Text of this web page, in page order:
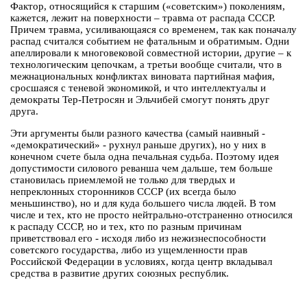
Фактор, относящийся к старшим («советским») поколениям,
кажется, лежит на поверхности – травма от распада СССР.
Причем травма, усиливающаяся со временем, так как поначалу
распад считался событием не фатальным и обратимым. Одни
апеллировали к многовековой совместной истории, другие – к
технологическим цепочкам, а третьи вообще считали, что в
межнациональных конфликтах виновата партийная мафия,
сросшаяся с теневой экономикой, и что интеллектуалы и
демократы Тер-Петросян и Эльчибей смогут понять друг
друга.
Эти аргументы были разного качества (самый наивный -
«демократический» - рухнул раньше других), но у них в
конечном счете была одна печальная судьба. Поэтому идея
допустимости силового реванша чем дальше, тем больше
становилась приемлемой не только для твердых и
непреклонных сторонников СССР (их всегда было
меньшинство), но и для куда большего числа людей. В том
числе и тех, кто не просто нейтрально-отстраненно относился
к распаду СССР, но и тех, кто по разным причинам
приветствовал его - исходя либо из нежизнеспособности
советского государства, либо из ущемленности прав
Российской Федерации в условиях, когда центр вкладывал
средства в развитие других союзных республик.